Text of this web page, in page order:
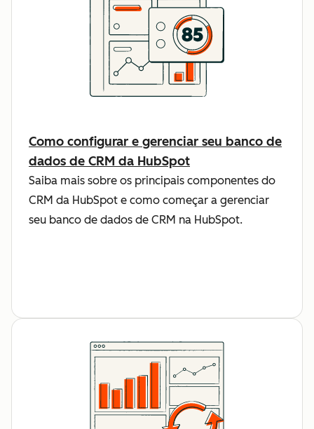
Como configurar e gerenciar seu banco de
dados de CRM da HubSpot
Saiba mais sobre os principais componentes do
CRM da HubSpot e como começar a gerenciar
seu banco de dados de CRM na HubSpot.